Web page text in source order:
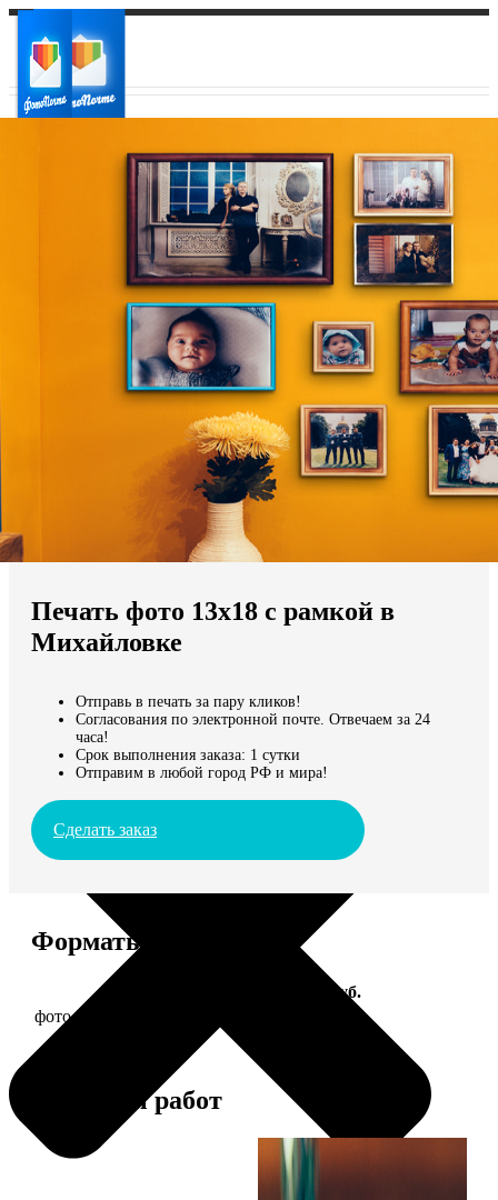
Ваш регион доставки
Выберите из списка:
Мы доставляем по всему миру
Продолжить без города
Печать фото 13х18 с рамкой в
Михайловке
Отправь в печать за пару кликов!
Согласования по электронной почте. Отвечаем за 24
часа!
Срок выполнения заказа: 1 сутки
Отправим в любой город РФ и мира!
Сделать заказ
Форматы и цены
Цена, руб.
фото 13х18 в деревянной рамке
Примеры работ